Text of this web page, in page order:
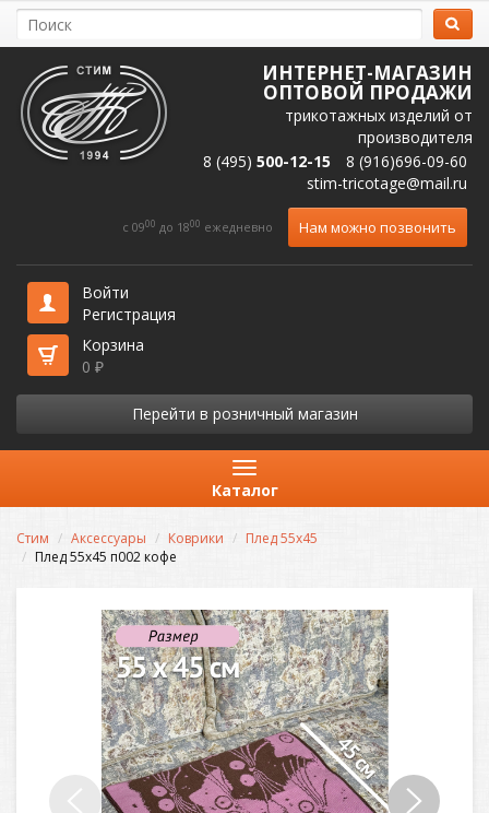
ИНТЕРНЕТ-МАГАЗИН
ОПТОВОЙ ПРОДАЖИ
трикотажных изделий от
производителя
8 (495) 500-12-15
8 (916)696-09-60
stim-tricotage@mail.ru
c 0900 до 1800 ежедневно Нам можно позвонить
Войти
Регистрация
Корзина
0 ₽
Перейти в розничный магазин
Каталог
Стим Аксессуары Коврики
Плед 55х45
Плед 55х45 п002 кофе